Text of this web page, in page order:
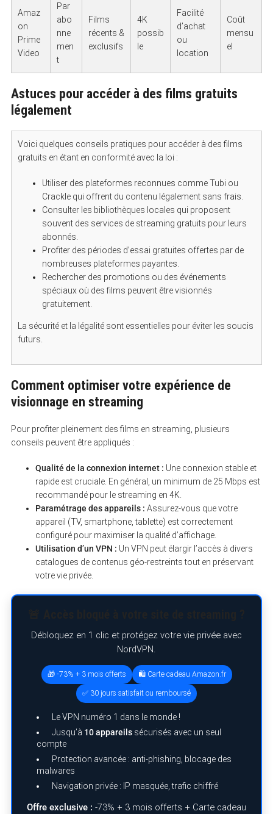
Amaz
on
Prime
Video
Par
abo
nne
men
t
Films
récents &
exclusifs
4K
possib
le
Facilité
d’achat
ou
location
Coût
mensu
el
Astuces pour accéder à des films gratuits
légalement
Voici quelques conseils pratiques pour accéder à des films
gratuits en étant en conformité avec la loi :
Utiliser des plateformes reconnues comme Tubi ou
Crackle qui offrent du contenu légalement sans frais.
Consulter les bibliothèques locales qui proposent
souvent des services de streaming gratuits pour leurs
abonnés.
Profiter des périodes d’essai gratuites offertes par de
nombreuses plateformes payantes.
Rechercher des promotions ou des événements
spéciaux où des films peuvent être visionnés
gratuitement.
La sécurité et la légalité sont essentielles pour éviter les soucis
futurs.
Comment optimiser votre expérience de
visionnage en streaming
Pour profiter pleinement des films en streaming, plusieurs
conseils peuvent être appliqués :
Qualité de la connexion internet : Une connexion stable et
rapide est cruciale. En général, un minimum de 25 Mbps est
recommandé pour le streaming en 4K.
Paramétrage des appareils : Assurez-vous que votre
appareil (TV, smartphone, tablette) est correctement
configuré pour maximiser la qualité d’affichage.
Utilisation d’un VPN : Un VPN peut élargir l’accès à divers
catalogues de contenus géo-restreints tout en préservant
votre vie privée.
Débloquez en 1 clic et protégez votre vie privée avec
NordVPN.
🎁 -73% + 3 mois offerts 🛍️ Carte cadeau Amazon.fr
✅ 30 jours satisfait ou remboursé
Le VPN numéro 1 dans le monde !
Jusqu’à 10 appareilssécurisés avec un seul
compte
Protection avancée : anti-phishing, blocage des
malwares
Navigation privée : IP masquée, trafic chiffré
Offre exclusive : -73% + 3 mois offerts + Carte cadeau
S
r
c